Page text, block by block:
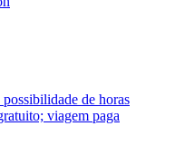
de horas
viagem paga